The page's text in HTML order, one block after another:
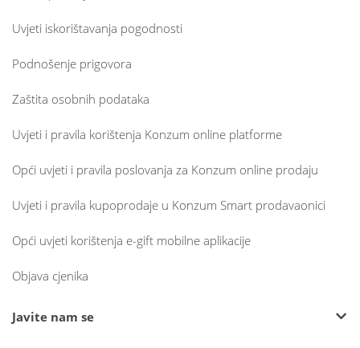
Uvjeti iskorištavanja pogodnosti
Podnošenje prigovora
Zaštita osobnih podataka
Uvjeti i pravila korištenja Konzum online platforme
Opći uvjeti i pravila poslovanja za Konzum online prodaju
Uvjeti i pravila kupoprodaje u Konzum Smart prodavaonici
Opći uvjeti korištenja e-gift mobilne aplikacije
Objava cjenika
Javite nam se